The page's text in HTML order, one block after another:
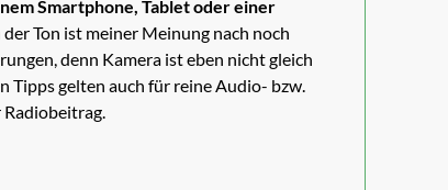
Smartphone, Tablet oder einer
Ton ist meiner Meinung nach noch
denn Kamera ist eben nicht gleich
gelten auch für reine Audio- bzw.
Radiobeitrag.